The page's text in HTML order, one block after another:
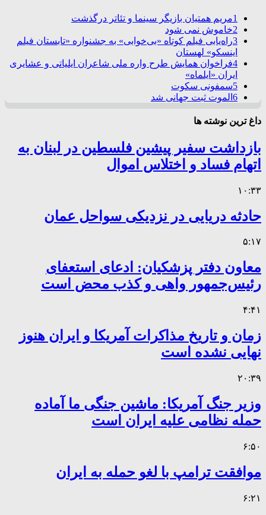
1مریم همتیان بازیگر سینما و تئاتر درگذشت
2خاموش نمی شود
3راه‌یابی فیلم کوتاه «بی‌خوابی» به جشنواره «تابستان فیلم
اینسکو» لهستان
4فراخوان همایش طرح واره ملی شاعران ایلیاتی و عشایری
ایران «ایلماه»
5سمفونی سکوت
6 الموت ثبت جهانی شد
داغ ترین نوشته ها
بازداشت سفیر پیشین فلسطین در لبنان به
اتهام فساد و اختلاس اموال
۱۰:۳۳
حادثه دریایی در نزدیکی سواحل عمان
۵:۱۷
معاون دفتر پزشکیان: ادعای استعفای
رئیس‌جمهور واهی و کذب محض است
۴:۴۱
زمان و تاریخ مذاکرات آمریکا و ایران هنوز
نهایی نشده است
۲۰:۳۹
وزیر جنگ آمریکا: ماشین جنگی ما آماده
حمله نظامی علیه ایران است
۶:۵۰
موافقت ترامپ با لغو حمله به ایران
۶:۲۱